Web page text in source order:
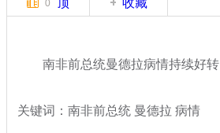
0
南非前总统曼德拉病情持续好转
关键词：南非前总统 曼德拉 病情